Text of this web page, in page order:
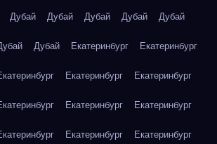
Дубай Дубай Дубай Дубай Дубай
Дубай Екатеринбург Екатеринбург
Екатеринбург Екатеринбург
Екатеринбург Екатеринбург
Екатеринбург Екатеринбург